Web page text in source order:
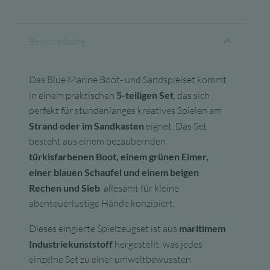
Beschreibung
Das Blue Marine Boot- und Sandspielset kommt
in einem praktischen 5-teiligen Set , das sich
perfekt für stundenlanges kreatives Spielen am
Strand oder im Sandkasten eignet. Das Set
besteht aus einem bezaubernden
türkisfarbenen Boot, einem grünen Eimer,
einer blauen Schaufel und einem beigen
Rechen und Sieb , allesamt für kleine
abenteuerlustige Hände konzipiert.
Dieses eingierte Spielzeugset ist aus maritimem
Industriekunststoff hergestellt, was jedes
einzelne Set zu einer umweltbewussten